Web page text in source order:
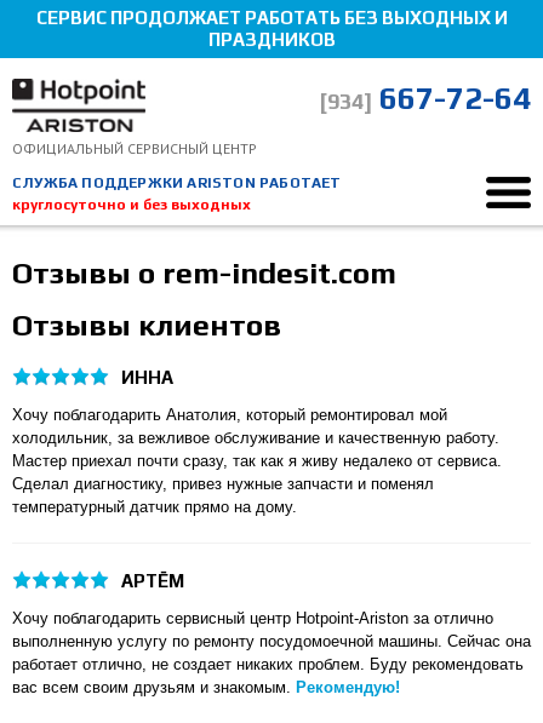
СЕРВИС ПРОДОЛЖАЕТ РАБОТАТЬ БЕЗ ВЫХОДНЫХ И
ПРАЗДНИКОВ
ОФИЦИАЛЬНЫЙ СЕРВИСНЫЙ ЦЕНТР
СЛУЖБА ПОДДЕРЖКИ ARISTON РАБОТАЕТ
круглосуточно и без выходных
[934] 667-72-64
Мы здесь, чтобы помочь!
Отзывы о rem-indesit.com
Отзывы клиентов
ИННА
Хочу поблагодарить Анатолия, который ремонтировал мой
холодильник, за вежливое обслуживание и качественную работу.
Мастер приехал почти сразу, так как я живу недалеко от сервиса.
Сделал диагностику, привез нужные запчасти и поменял
температурный датчик прямо на дому.
АРТЁМ
Хочу поблагодарить сервисный центр Hotpoint-Ariston за отлично
выполненную услугу по ремонту посудомоечной машины. Сейчас она
работает отлично, не создает никаких проблем. Буду рекомендовать
вас всем своим друзьям и знакомым. Рекомендую!